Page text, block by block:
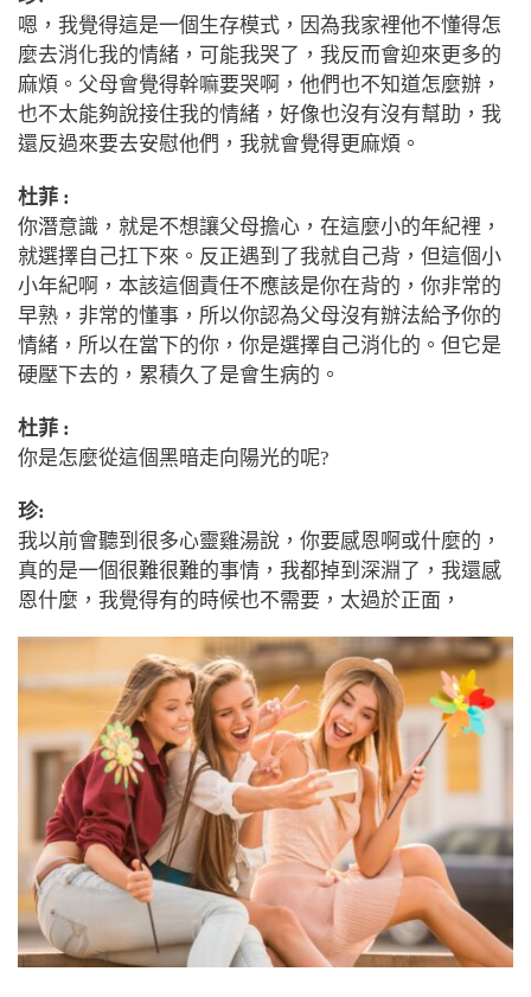
嗯，我覺得這是一個生存模式，因為我家裡他不懂得怎
麼去消化我的情緒，可能我哭了，我反而會迎來更多的
麻煩。父母會覺得幹嘛要哭啊，他們也不知道怎麼辦，
也不太能夠說接住我的情緒，好像也沒有沒有幫助，我
還反過來要去安慰他們，我就會覺得更麻煩。
杜菲 :
你潛意識，就是不想讓父母擔心，在這麼小的年紀裡，
就選擇自己扛下來。反正遇到了我就自己背，但這個小
小年紀啊，本該這個責任不應該是你在背的，你非常的
早熟，非常的懂事，所以你認為父母沒有辦法給予你的
情緒，所以在當下的你，你是選擇自己消化的。但它是
硬壓下去的，累積久了是會生病的。
杜菲 :
你是怎麼從這個黑暗走向陽光的呢?
珍:
我以前會聽到很多心靈雞湯說，你要感恩啊或什麼的，
真的是一個很難很難的事情，我都掉到深淵了，我還感
恩什麼，我覺得有的時候也不需要，太過於正面，